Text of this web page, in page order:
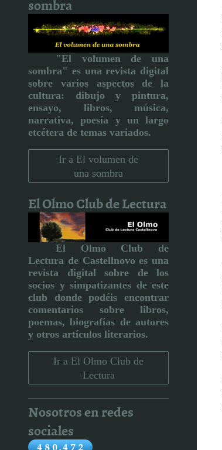
"El volumen de una
sombra" es una revista digital
sobre varios aspectos de la
cultura:
dibujo y pintura,
ensayo, libros, música,
narrativa, poesía y un largo
etcétera de temas variados.
Ir a El volumen de
una sombra
El Olmo Club de Lectura
El Olmo Club de
Lectura de Castellnovo es una
revista digital sobre de los
socios y simpatizantes de este
club donde podéis encontrar
comentarios sobre libros,
poemas, biografías de autores
y otros artículos literarios.
Ir a El Olmo Club de
Lectura
Nosotros en redes
sociales